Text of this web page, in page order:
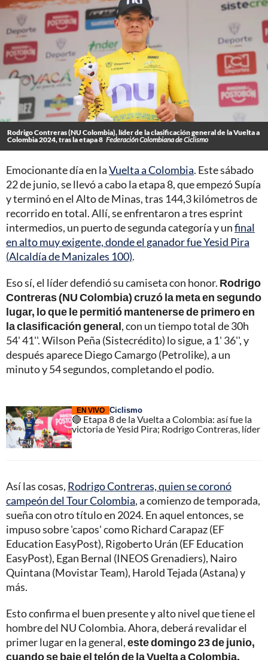
Rodrigo Contreras (NU Colombia), líder de la clasificación general de la Vuelta a
Colombia 2024, tras la etapa 8 Federación Colombiana de Ciclismo
Emocionante día en laVuelta a Colombia. Este sábado
22 de junio, se llevó a cabo la etapa 8, que empezó Supía
y terminó en el Alto de Minas, tras 144,3 kilómetros de
recorrido en total. Allí, se enfrentaron a tres esprint
intermedios, un puerto de segunda categoría y unfinal
en alto muy exigente, donde el ganador fue Yesid Pira
(Alcaldía de Manizales 100).
Eso sí, el líder defendió su camiseta con honor. Rodrigo
Contreras (NU Colombia) cruzó la meta en segundo
lugar, lo que le permitió mantenerse de primero en
la clasificación general, con un tiempo total de 30h
54' 41''. Wilson Peña (Sistecrédito) lo sigue, a 1' 36'', y
después aparece Diego Camargo (Petrolike), a un
minuto y 54 segundos, completando el podio.
EN VIVO Ciclismo
🔴 Etapa 8 de la Vuelta a Colombia: así fue la
victoria de Yesid Pira; Rodrigo Contreras, líder
Así las cosas, Rodrigo Contreras, quien se coronó
campeón del Tour Colombia, a comienzo de temporada,
sueña con otro título en 2024. En aquel entonces, se
impuso sobre 'capos' como Richard Carapaz (EF
Education EasyPost), Rigoberto Urán (EF Education
EasyPost), Egan Bernal (INEOS Grenadiers), Nairo
Quintana (Movistar Team), Harold Tejada (Astana) y
más.
Esto confirma el buen presente y alto nivel que tiene el
hombre del NU Colombia. Ahora, deberá revalidar el
primer lugar en la general,este domingo 23 de junio,
cuando se baje el telón de la Vuelta a Colombia.